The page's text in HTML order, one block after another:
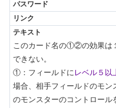
このカード名の①②の効果は
できない。
①：フィールドに レベル５以
場合、相手フィールドのモン
のモンスターのコントロール